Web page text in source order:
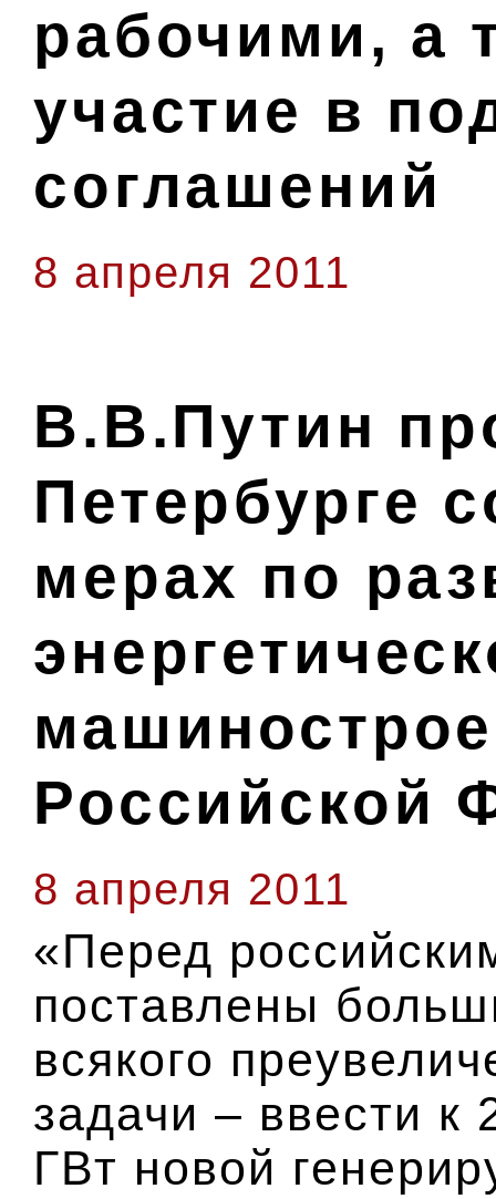
рабочими, а
участие в
соглашений
8 апреля 2011
В.В.Путин
Петербурге
мерах по
Российской
8 апреля 2011
«Перед
поставлены
всякого
задачи – ввести к
ГВт новой